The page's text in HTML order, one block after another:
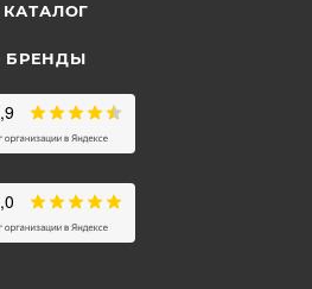
КАТАЛОГ
БРЕНДЫ